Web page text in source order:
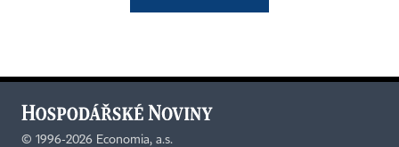
© 1996-2026 Economia, a.s.